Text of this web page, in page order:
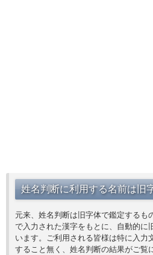
姓名判断に利用する名前は旧
元来、姓名判断は旧字体で鑑定するも
で入力された漢字をもとに、自動的に
います。ご利用される皆様は特に入力
すること無く、姓名判断の結果がご覧